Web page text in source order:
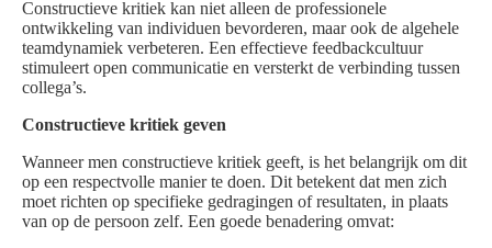
Constructieve kritiek kan niet alleen de professionele
ontwikkeling van individuen bevorderen, maar ook de algehele
teamdynamiek verbeteren. Een effectieve feedbackcultuur
stimuleert open communicatie en versterkt de verbinding tussen
collega’s.
Constructieve kritiek geven
Wanneer men constructieve kritiek geeft, is het belangrijk om dit
op een respectvolle manier te doen. Dit betekent dat men zich
moet richten op specifieke gedragingen of resultaten, in plaats
van op de persoon zelf. Een goede benadering omvat: